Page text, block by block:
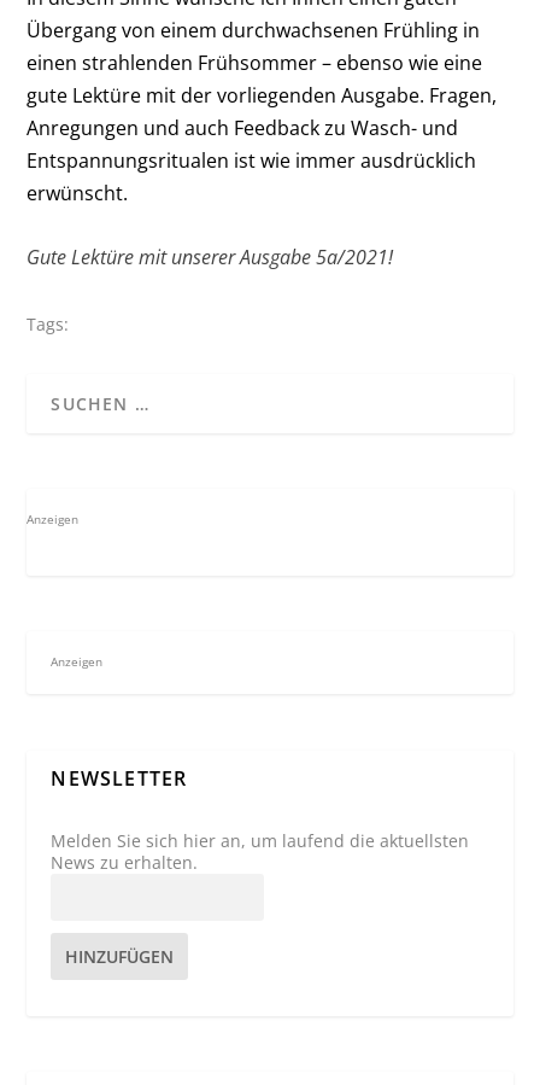
Übergang von einem durchwachsenen Frühling in
einen strahlenden Frühsommer – ebenso wie eine
gute Lektüre mit der vor­liegenden Ausgabe. Fragen,
Anregungen und auch Feedback zu Wasch- und
Entspannungsritualen ist wie immer ausdrücklich
erwünscht.
Gute Lektüre mit unserer Ausgabe 5a/2021!
Tags:
Anzeigen
Anzeigen
NEWSLETTER
Melden Sie sich hier an, um laufend die aktuellsten
News zu erhalten.
HINZUFÜGEN